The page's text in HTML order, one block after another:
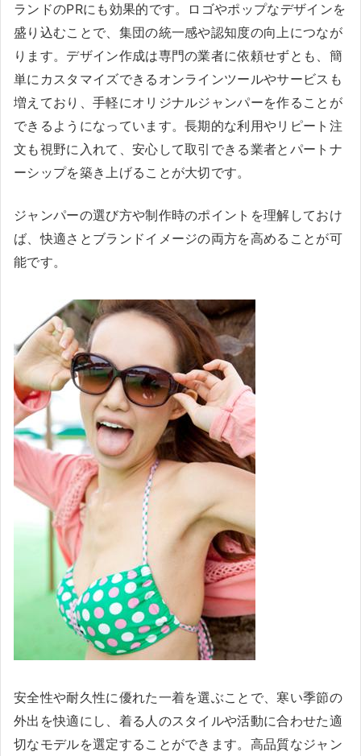
ランドのPRにも効果的です。ロゴやポップなデザインを
盛り込むことで、集団の統一感や認知度の向上につなが
ります。デザイン作成は専門の業者に依頼せずとも、簡
単にカスタマイズできるオンラインツールやサービスも
増えており、手軽にオリジナルジャンパーを作ることが
できるようになっています。長期的な利用やリピート注
文も視野に入れて、安心して取引できる業者とパートナ
ーシップを築き上げることが大切です。
ジャンパーの選び方や制作時のポイントを理解しておけ
ば、快適さとブランドイメージの両方を高めることが可
能です。
安全性や耐久性に優れた一着を選ぶことで、寒い季節の
外出を快適にし、着る人のスタイルや活動に合わせた適
切なモデルを選定することができます。高品質なジャン